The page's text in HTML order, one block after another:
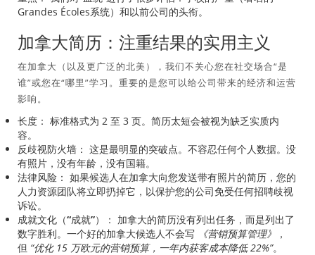
Grandes Écoles系统）和以前公司的头衔。
加拿大简历：注重结果的实用主义
在加拿大（以及更广泛的北美），我们不关心您在社交场合“是
谁”或您在“哪里”学习。重要的是您可以给公司带来的经济和运营
影响。
长度： 标准格式为 2 至 3 页。简历太短会被视为缺乏实质内
容。
反歧视防火墙： 这是最明显的突破点。不容忍任何个人数据。没
有照片，没有年龄，没有国籍。
法律风险： 如果候选人在加拿大向您发送带有照片的简历，您的
人力资源团队将立即扔掉它，以保护您的公司免受任何招聘歧视
诉讼。
成就文化（“成就”）： 加拿大的简历没有列出任务，而是列出了
数字胜利。一个好的加拿大候选人不会写
《营销预算管理》
，
但 “优化 15 万欧元的营销预算，一年内获客成本降低 22%”。